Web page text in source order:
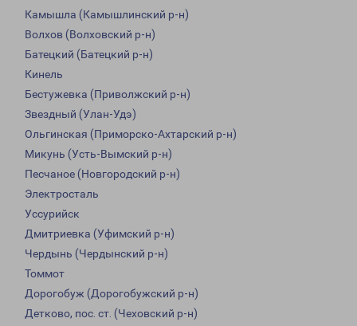
Камышла (Камышлинский р-н)
Волхов (Волховский р-н)
Батецкий (Батецкий р-н)
Кинель
Бестужевка (Приволжский р-н)
Звездный (Улан-Удэ)
Ольгинская (Приморско-Ахтарский р-н)
Микунь (Усть-Вымский р-н)
Песчаное (Новгородский р-н)
Электросталь
Уссурийск
Дмитриевка (Уфимский р-н)
Чердынь (Чердынский р-н)
Томмот
Дорогобуж (Дорогобужский р-н)
Детково, пос. ст. (Чеховский р-н)